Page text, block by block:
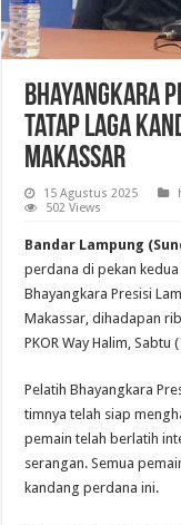
Bhayangkara
Tatap Laga
Makassar
15 Agustus 2025
502 Views
Bandar Lampung
perdana di pekan
Bhayangkara Presisi
Makassar, dihadapan
PKOR Way Halim,
Pelatih Bhayangkara
timnya telah siap
pemain telah berlatih
serangan. Semua
kandang perdana ini.